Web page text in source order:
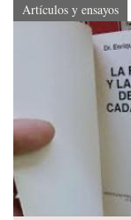
Artículos y ensayos